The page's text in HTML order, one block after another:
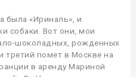
была «Ириналь», и
собаки. Вот они, мои
шоколадных, рожденных
третий помет в Москве на
в аренду Мариной